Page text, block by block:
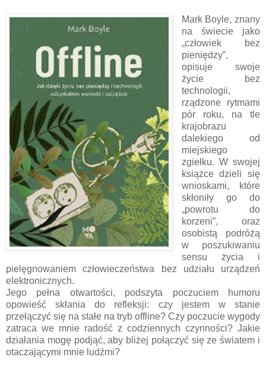
Mark Boyle, znany
na świecie jako
„człowiek bez
pieniędzy”,
opisuje swoje
życie bez
technologii,
rządzone rytmami
pór roku, na tle
krajobrazu
dalekiego od
miejskiego
zgiełku. W swojej
książce dzieli się
wnioskami, które
skłoniły go do
„powrotu do
korzeni”, oraz
osobistą podróżą
w poszukiwaniu
sensu życia i
pielęgnowaniem człowieczeństwa bez udziału urządzeń
elektronicznych.
Jego pełna otwartości, podszyta poczuciem humoru
opowieść skłania do refleksji: czy jestem w stanie
przełączyć się na stałe na tryb offline? Czy poczucie wygody
zatraca we mnie radość z codziennych czynności? Jakie
działania mogę podjąć, aby bliżej połączyć się ze światem i
otaczającymi mnie ludźmi?